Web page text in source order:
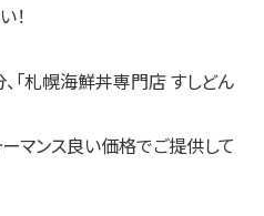
！
「札幌海鮮丼専門店 すしどん
マンス良い価格でご提供して